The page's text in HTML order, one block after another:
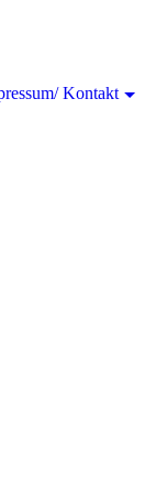
Kontakt